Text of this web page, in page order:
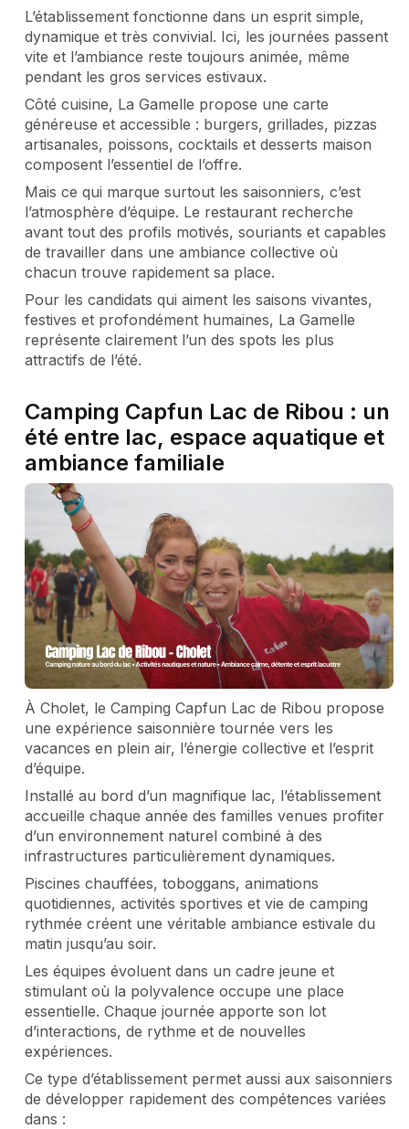
L’établissement fonctionne dans un esprit simple,
dynamique et très convivial. Ici, les journées passent
vite et l’ambiance reste toujours animée, même
pendant les gros services estivaux.
Côté cuisine, La Gamelle propose une carte
généreuse et accessible : burgers, grillades, pizzas
artisanales, poissons, cocktails et desserts maison
composent l’essentiel de l’offre.
Mais ce qui marque surtout les saisonniers, c’est
l’atmosphère d’équipe. Le restaurant recherche
avant tout des profils motivés, souriants et capables
de travailler dans une ambiance collective où
chacun trouve rapidement sa place.
Pour les candidats qui aiment les saisons vivantes,
festives et profondément humaines, La Gamelle
représente clairement l’un des spots les plus
attractifs de l’été.
Camping Capfun Lac de Ribou : un
été entre lac, espace aquatique et
ambiance familiale
À Cholet, le Camping Capfun Lac de Ribou propose
une expérience saisonnière tournée vers les
vacances en plein air, l’énergie collective et l’esprit
d’équipe.
Installé au bord d’un magnifique lac, l’établissement
accueille chaque année des familles venues profiter
d’un environnement naturel combiné à des
infrastructures particulièrement dynamiques.
Piscines chauffées, toboggans, animations
quotidiennes, activités sportives et vie de camping
rythmée créent une véritable ambiance estivale du
matin jusqu’au soir.
Les équipes évoluent dans un cadre jeune et
stimulant où la polyvalence occupe une place
essentielle. Chaque journée apporte son lot
d’interactions, de rythme et de nouvelles
expériences.
Ce type d’établissement permet aussi aux saisonniers
de développer rapidement des compétences variées
dans :